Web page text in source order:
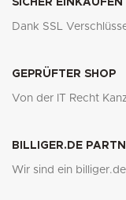
Dank SSL
GEPRÜFTER SHOP
Von der IT Recht
BILLIGER.DE
Wir sind ein